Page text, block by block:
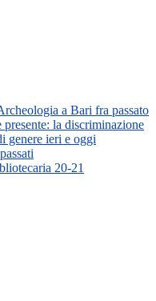
a Bari fra passato
presente: la discriminazione
genere ieri e oggi
20-21